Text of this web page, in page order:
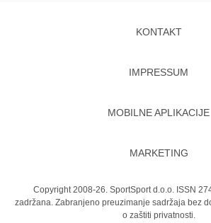
KONTAKT
IMPRESSUM
MOBILNE APLIKACIJE
MARKETING
Copyright 2008-26. SportSport d.o.o. ISSN
zadržana. Zabranjeno preuzimanje sadržaja bez
o zaštiti privatnosti.